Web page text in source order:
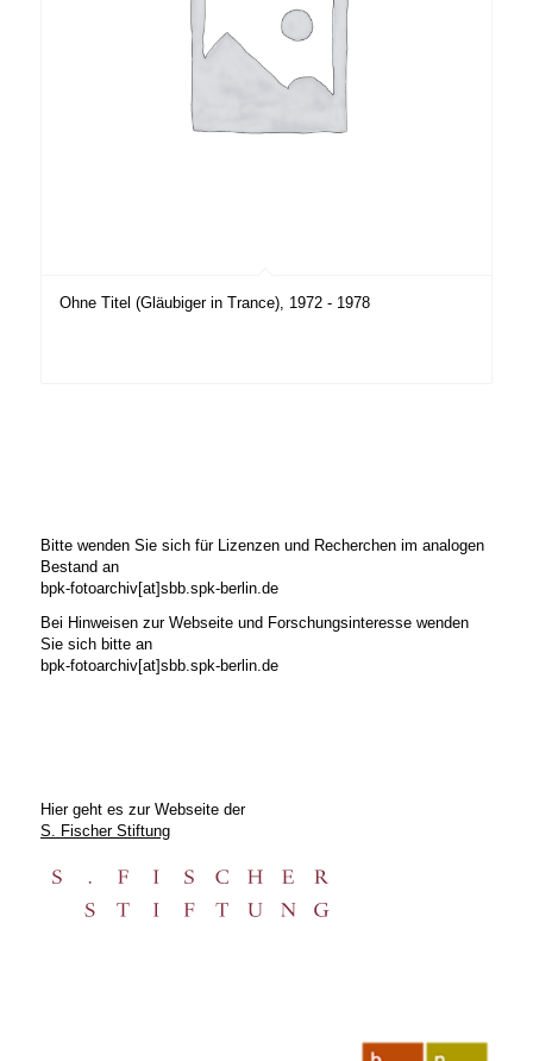
Ohne Titel (Gläubiger in Trance), 1972 - 1978
Bitte wenden Sie sich für Lizenzen und Recherchen im analogen
Bestand an
bpk-fotoarchiv[at]sbb.spk-berlin.de
Bei Hinweisen zur Webseite und Forschungsinteresse wenden
Sie sich bitte an
bpk-fotoarchiv[at]sbb.spk-berlin.de
Hier geht es zur Webseite der
S. Fischer Stiftung